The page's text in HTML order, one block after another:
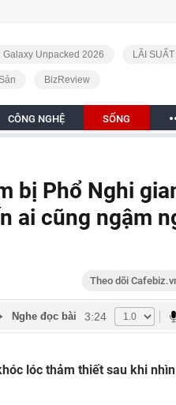
Galaxy Unpacked 2026 LÃI
BizReview
CÔNG NGHỆ SỐNG
bị Phổ Nghi
ai cũng ngậm
Theo dõi
Nghe đọc bài 3:24
lóc thảm thiết sau khi